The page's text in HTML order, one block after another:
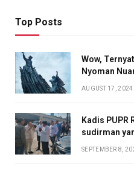
Top Posts
Wow,
Nyoman
AUGUST 17, 2024
Kadis PUPR
sudirman
SEPTEMBER 8,